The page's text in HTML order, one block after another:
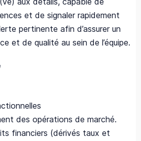
et de signaler rapidement
pertinente afin d’assurer un
et de qualité au sein de l’équipe.
des opérations de marché.
financiers (dérivés taux et